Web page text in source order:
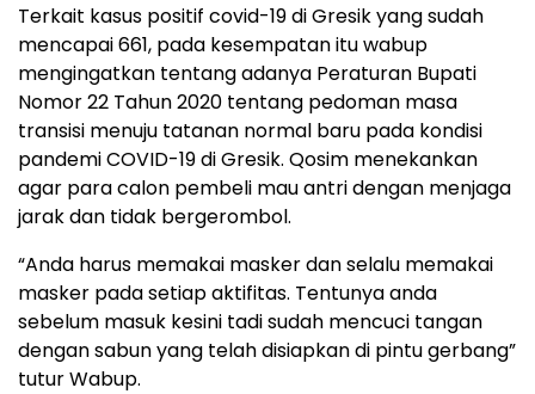
Terkait kasus positif covid-19 di Gresik yang sudah
mencapai 661, pada kesempatan itu wabup
mengingatkan tentang adanya Peraturan Bupati
Nomor 22 Tahun 2020 tentang pedoman masa
transisi menuju tatanan normal baru pada kondisi
pandemi COVID-19 di Gresik. Qosim menekankan
agar para calon pembeli mau antri dengan menjaga
jarak dan tidak bergerombol.
“Anda harus memakai masker dan selalu memakai
masker pada setiap aktifitas. Tentunya anda
sebelum masuk kesini tadi sudah mencuci tangan
dengan sabun yang telah disiapkan di pintu gerbang”
tutur Wabup.